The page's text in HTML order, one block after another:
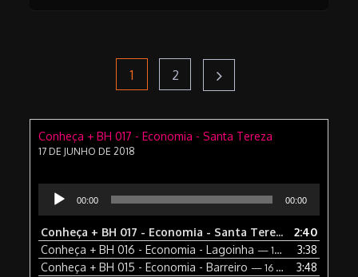
Paginação
de
posts
Page
1 Page
2
Conheça + BH 017 - Economia - Santa Tereza
17 DE JUNHO DE 2018
Tocador
áudio
00:00 00:00
Conheça + BH 017 - Economia - Santa Tereza — 17 DE
2:40
Conheça + BH 016 - Economia - Lagoinha — 16 DE JUNHO DE 2018
3:38
Conheça + BH 015 - Economia - Barreiro — 16 DE JUNHO DE 2018
3:48